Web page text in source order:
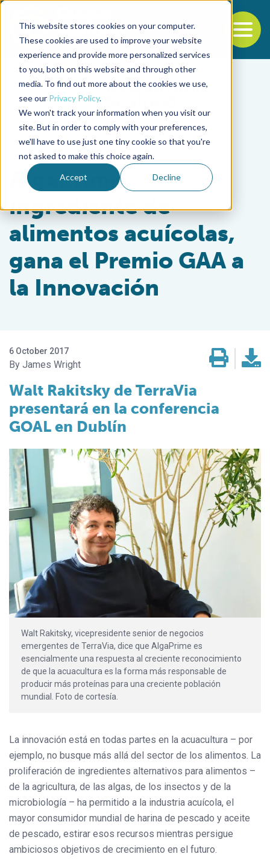
This website stores cookies on your computer.
These cookies are used to improve your website
experience and provide more personalized services
to you, both on this website and through other
media. To find out more about the cookies we use,
see our Privacy Policy.
We won't track your information when you visit our
site. But in order to comply with your preferences,
we'll have to use just one tiny cookie so that you're
not asked to make this choice again.
Accept Decline
Back to the start of the nav
Jump to the end of the navigation
Innovation & Investment
AlgaPrime,
ingrediente de
alimentos acuícolas,
gana el Premio GAA a
la Innovación
6 October 2017
James Wright
Walt Rakitsky de TerraVia
presentará en la conferencia
GOAL en Dublín
Walt Rakitsky, vicepresidente senior de negocios
emergentes de TerraVia, dice que AlgaPrime es
esencialmente una respuesta al creciente reconocimiento
de que la acuacultura es la forma más responsable de
producir más proteínas para una creciente población
mundial. Foto de cortesía.
La innovación está en todas partes en la acuacultura – por
ejemplo, no busque más allá del sector de los alimentos. La
proliferación de ingredientes alternativos para alimentos –
de la agricultura, de las algas, de los insectos y de la
microbiología – ha permitido a la industria acuícola, el
mayor consumidor mundial de harina de pescado y aceite
de pescado, estirar esos recursos mientras persigue
ambiciosos objetivos de crecimiento en el futuro.